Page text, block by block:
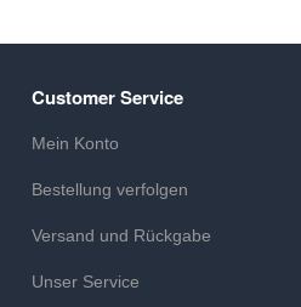
Customer Service
Mein Konto
Bestellung verfolgen
Versand und Rückgabe
Unser Service